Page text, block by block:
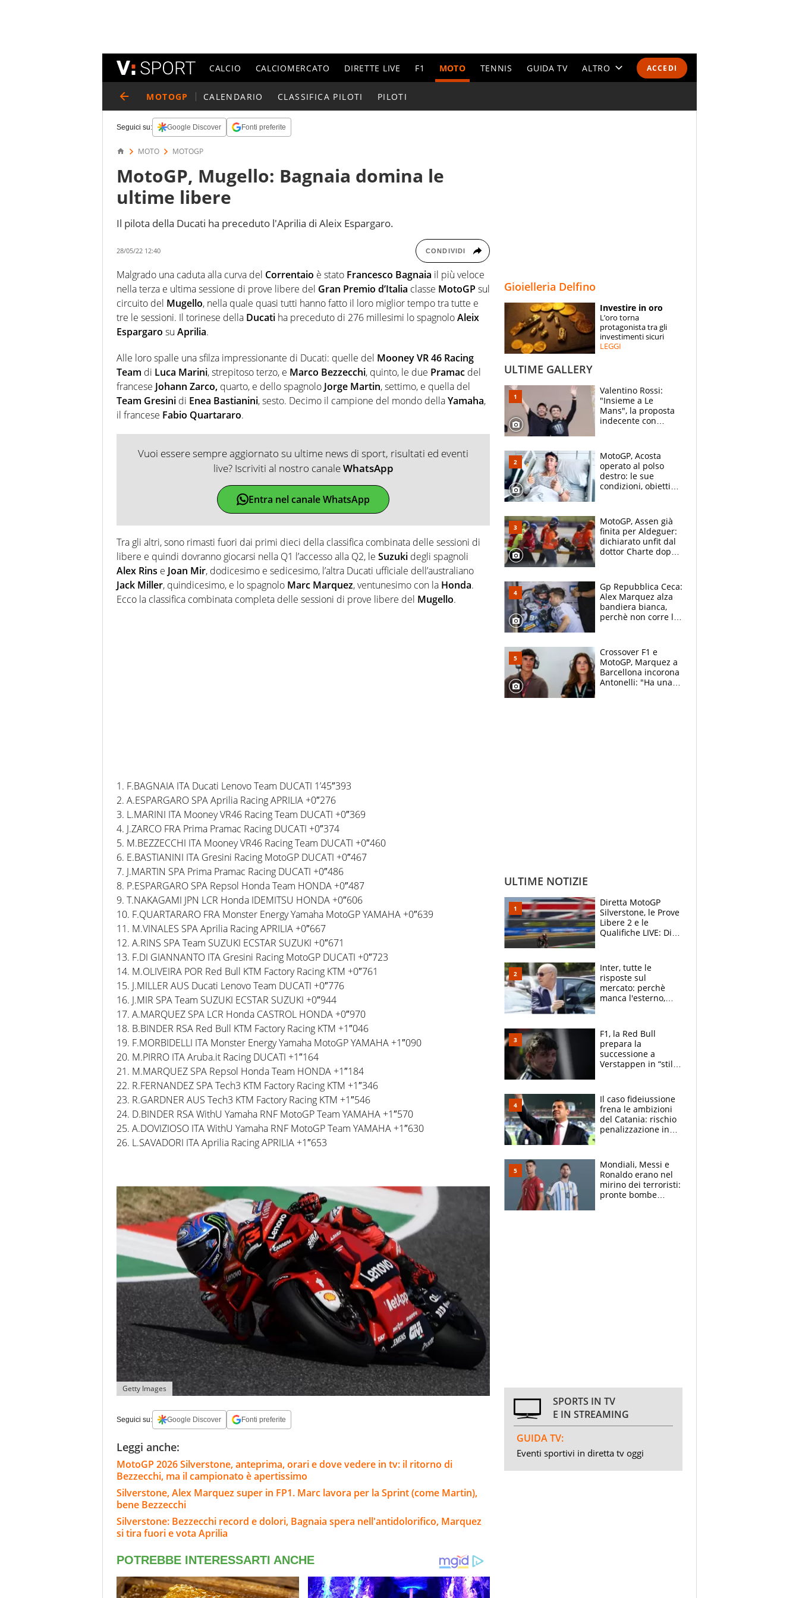
ACCEDI
CALCIO CALCIOMERCATO DIRETTE LIVE F1 MOTO TENNIS GUIDA TV ALTRO
ESPERTI
CONTATTI
MOTOGP CALENDARIO CLASSIFICA PILOTI PILOTI
Seguici su: Google Discover Fonti preferite
MOTO MOTOGP
MotoGP, Mugello: Bagnaia domina le
ultime libere
Il pilota della Ducati ha preceduto l'Aprilia di Aleix Espargaro.
28/05/22 12:40 CONDIVIDI
Malgrado una caduta alla curva del Correntaio è stato Francesco Bagnaia il più veloce
nella terza e ultima sessione di prove libere del Gran Premio d’Italia classe MotoGP sul
circuito del Mugello, nella quale quasi tutti hanno fatto il loro miglior tempo tra tutte e
tre le sessioni. Il torinese della Ducati ha preceduto di 276 millesimi lo spagnoloAleix
Espargaro su Aprilia.
Alle loro spalle una sfilza impressionante di Ducati: quelle del Mooney VR 46 Racing
Team di Luca Marini, strepitoso terzo, e Marco Bezzecchi, quinto, le due Pramac del
francese Johann Zarco, quarto, e dello spagnolo Jorge Martin, settimo, e quella del
Team Gresini di Enea Bastianini, sesto. Decimo il campione del mondo dellaYamaha,
il francese Fabio Quartararo.
Vuoi essere sempre aggiornato su ultime news di sport, risultati ed eventi
live? Iscriviti al nostro canaleWhatsApp
Entra nel canale WhatsApp
Tra gli altri, sono rimasti fuori dai primi dieci della classifica combinata delle sessioni di
libere e quindi dovranno giocarsi nella Q1 l’accesso alla Q2, le Suzuki degli spagnoli
Alex Rins e Joan Mir, dodicesimo e sedicesimo, l’altra Ducati ufficiale dell’australiano
Jack Miller, quindicesimo, e lo spagnolo Marc Marquez, ventunesimo con la Honda.
Ecco la classifica combinata completa delle sessioni di prove libere del Mugello.
1. F.BAGNAIA ITA Ducati Lenovo Team DUCATI 1’45″393
2. A.ESPARGARO SPA Aprilia Racing APRILIA +0″276
3. L.MARINI ITA Mooney VR46 Racing Team DUCATI +0″369
4. J.ZARCO FRA Prima Pramac Racing DUCATI +0″374
5. M.BEZZECCHI ITA Mooney VR46 Racing Team DUCATI +0″460
6. E.BASTIANINI ITA Gresini Racing MotoGP DUCATI +0″467
7. J.MARTIN SPA Prima Pramac Racing DUCATI +0″486
8. P.ESPARGARO SPA Repsol Honda Team HONDA +0″487
9. T.NAKAGAMI JPN LCR Honda IDEMITSU HONDA +0″606
10. F.QUARTARARO FRA Monster Energy Yamaha MotoGP YAMAHA +0″639
11. M.VINALES SPA Aprilia Racing APRILIA +0″667
12. A.RINS SPA Team SUZUKI ECSTAR SUZUKI +0″671
13. F.DI GIANNANTO ITA Gresini Racing MotoGP DUCATI +0″723
14. M.OLIVEIRA POR Red Bull KTM Factory Racing KTM +0″761
15. J.MILLER AUS Ducati Lenovo Team DUCATI +0″776
16. J.MIR SPA Team SUZUKI ECSTAR SUZUKI +0″944
17. A.MARQUEZ SPA LCR Honda CASTROL HONDA +0″970
18. B.BINDER RSA Red Bull KTM Factory Racing KTM +1″046
19. F.MORBIDELLI ITA Monster Energy Yamaha MotoGP YAMAHA +1″090
20. M.PIRRO ITA Aruba.it Racing DUCATI +1″164
21. M.MARQUEZ SPA Repsol Honda Team HONDA +1″184
22. R.FERNANDEZ SPA Tech3 KTM Factory Racing KTM +1″346
23. R.GARDNER AUS Tech3 KTM Factory Racing KTM +1″546
24. D.BINDER RSA WithU Yamaha RNF MotoGP Team YAMAHA +1″570
25. A.DOVIZIOSO ITA WithU Yamaha RNF MotoGP Team YAMAHA +1″630
26. L.SAVADORI ITA Aprilia Racing APRILIA +1″653
Getty Images
Seguici su: Google Discover Fonti preferite
Leggi anche:
MotoGP 2026 Silverstone, anteprima, orari e dove vedere in tv: il ritorno di
Bezzecchi, ma il campionato è apertissimo
Silverstone, Alex Marquez super in FP1. Marc lavora per la Sprint (come Martin),
bene Bezzecchi
Silverstone: Bezzecchi record e dolori, Bagnaia spera nell'antidolorifico, Marquez
si tira fuori e vota Aprilia
Gioielleria Delfino
Investire in oro
L’oro torna
protagonista tra gli
investimenti sicuri
LEGGI
ULTIME GALLERY
Valentino Rossi:
"Insieme a Le
Mans", la proposta
indecente con
Goodwood
MotoGP, Acosta
operato al polso
destro: le sue
condizioni, obiettivo
MotoGP, Assen già
finita per Aldeguer:
dichiarato unfit dal
dottor Charte dopo
Gp Repubblica Ceca:
Alex Marquez alza
bandiera bianca,
perchè non corre la
Crossover F1 e
MotoGP, Marquez a
Barcellona incorona
Antonelli: "Ha una
ULTIME NOTIZIE
Diretta MotoGP
Silverstone, le Prove
Libere 2 e le
Qualifiche LIVE: Di
Bezzecchi
Inter, tutte le
risposte sul
mercato: perchè
manca l'esterno,
vero obiettivo di
Marotta
F1, la Red Bull
prepara la
successione a
Verstappen in “stile
attacco all’Italia
Il caso fideiussione
frena le ambizioni
del Catania: rischio
penalizzazione in
Mondiali, Messi e
Ronaldo erano nel
mirino dei terroristi:
pronte bombe
SPORTS IN TV
E IN STREAMING
GUIDA TV:
Eventi sportivi in diretta tv oggi